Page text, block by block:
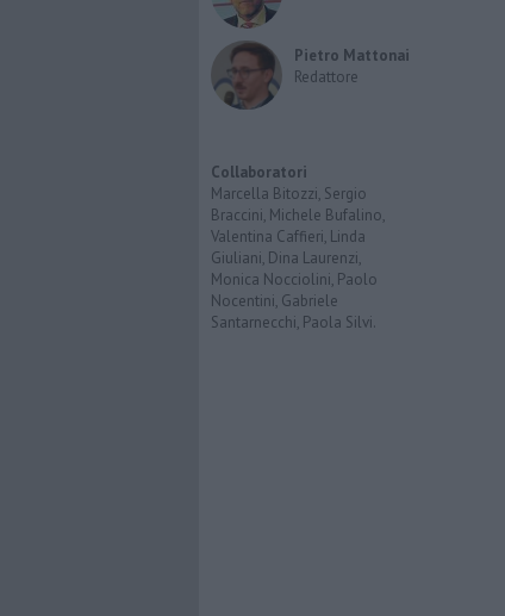
Pietro Mattonai
Redattore
Collaboratori
Marcella Bitozzi, Sergio
Braccini, Michele Bufalino,
Valentina Caffieri, Linda
Giuliani, Dina Laurenzi,
Monica Nocciolini, Paolo
Nocentini, Gabriele
Santarnecchi, Paola Silvi.